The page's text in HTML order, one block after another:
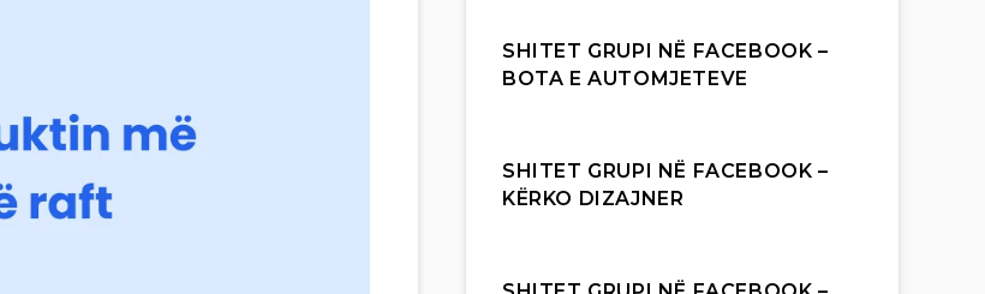
SHITET GRUPI NË FACEBOOK –
BOTA E AUTOMJETEVE
SHITET GRUPI NË FACEBOOK –
KËRKO DIZAJNER